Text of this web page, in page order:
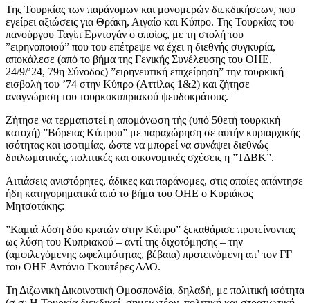
Της Τουρκίας των παράνομων και μονομερών διεκδικήσεων, που
εγείρει αξιώσεις για Θράκη, Αιγαίο και Κύπρο. Της Τουρκίας του
πανούργου Ταγίπ Ερντογάν ο οποίος, με τη στολή του
”ειρηνοποιού” που του επέτρεψε να έχει η διεθνής συγκυρία,
αποκάλεσε (από το βήμα της Γενικής Συνέλευσης του ΟΗΕ,
24/9/’24, 79η Σύνοδος) ”ειρηνευτική επιχείρηση” την τουρκική
εισβολή του ’74 στην Κύπρο (Αττίλας 1&2) και ζήτησε
αναγνώριση του τουρκοκυπριακού ψευδοκράτους.
Ζήτησε να τερματιστεί η απομόνωση τής (υπό 50ετή τουρκική
κατοχή) ”Βόρειας Κύπρου” με παραχώρηση σε αυτήν κυριαρχικής
ισότητας και ισοτιμίας, ώστε να μπορεί να συνάψει διεθνώς
διπλωματικές, πολιτικές και οικονομικές σχέσεις η ”ΤΔΒΚ”.
Αιτιάσεις ανιστόρητες, άδικες και παράνομες, στις οποίες απάντησε
ήδη κατηγορηματικά από το βήμα του ΟΗΕ ο Κυριάκος
Μητσοτάκης:
”Καμιά λύση δύο κρατών στην Κύπρο” ξεκαθάρισε προτείνοντας
ως λύση του Κυπριακού – αντί της διχοτόμησης – την
(αμφιλεγόμενης ωφελιμότητας, βέβαια) προτεινόμενη απ’ τον ΓΓ
του ΟΗΕ Αντόνιο Γκουτέρες ΔΔΟ.
Τη Διζωνική Δικοινοτική Ομοσπονδία, δηλαδή, με πολιτική ισότητα